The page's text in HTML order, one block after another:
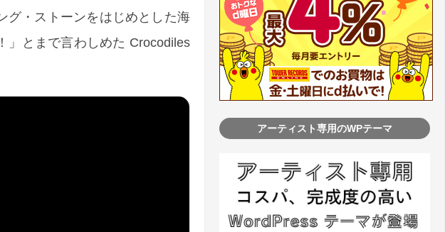
グ・ストーンをはじめとした海
」とまで言わしめた Crocodiles
アーティスト専用のWPテーマ